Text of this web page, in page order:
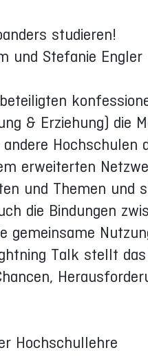
studieren!
und Stefanie Engler
& Erziehung) die
Hochschulen
erweiterten
und Themen und
die Bindungen
gemeinsame
Talk stellt
Hochschullehre